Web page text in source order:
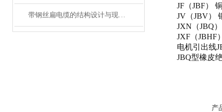
带钢丝扁电缆的结构设计与现场安装维修注意事项
JF（JBF） 铜
JV（JBV） 铜
JXN（JBQ）
JXF（JBHF）
电机引出线
JBQ型橡皮绝
产